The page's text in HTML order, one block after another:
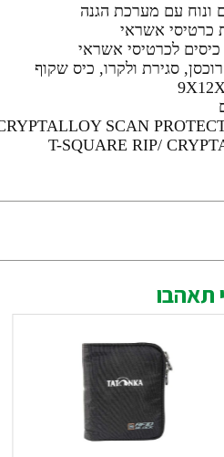
ונוח עם מערכת הגנה
כרטיסי אשראי
לכרטיסי אשראי
סגירת ולקרו, כיס שקוף
תאהבו